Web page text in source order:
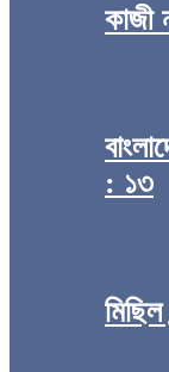
কাজী
: ১৩
মিছিল